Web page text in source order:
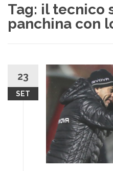
Tag: il tecnico
panchina con
23
SET